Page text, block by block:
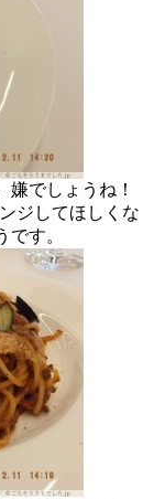
嫌でしょうね！
ジしてほしくな
す。